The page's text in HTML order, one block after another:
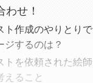
わせ！
ト作成のやりとり
ジするのは？
トを依頼された絵
えること